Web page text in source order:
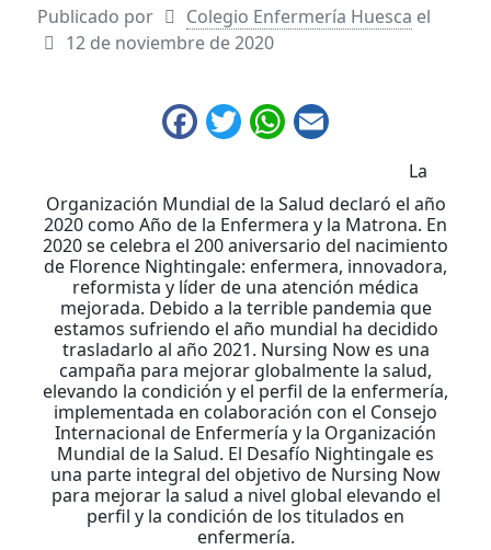
Publicado por
Colegio Enfermería Huesca el
12 de noviembre de 2020
Facebook
TwitterWhatsApp
La
Organización Mundial de la Salud declaró el año
2020 como Año de la Enfermera y la Matrona. En
2020 se celebra el 200 aniversario del nacimiento
de Florence Nightingale: enfermera, innovadora,
reformista y líder de una atención médica
mejorada. Debido a la terrible pandemia que
estamos sufriendo el año mundial ha decidido
trasladarlo al año 2021. Nursing Now es una
campaña para mejorar globalmente la salud,
elevando la condición y el perfil de la enfermería,
implementada en colaboración con el Consejo
Internacional de Enfermería y la Organización
Mundial de la Salud. El Desafío Nightingale es
una parte integral del objetivo de Nursing Now
para mejorar la salud a nivel global elevando el
perfil y la condición de los titulados en
enfermería.